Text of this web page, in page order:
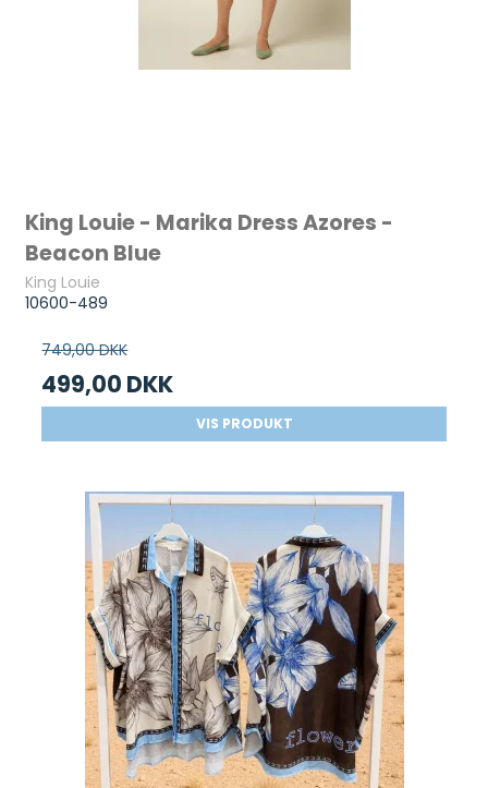
King Louie - Marika Dress Azores -
Beacon Blue
King Louie
10600-489
749,00 DKK
499,00 DKK
VIS PRODUKT